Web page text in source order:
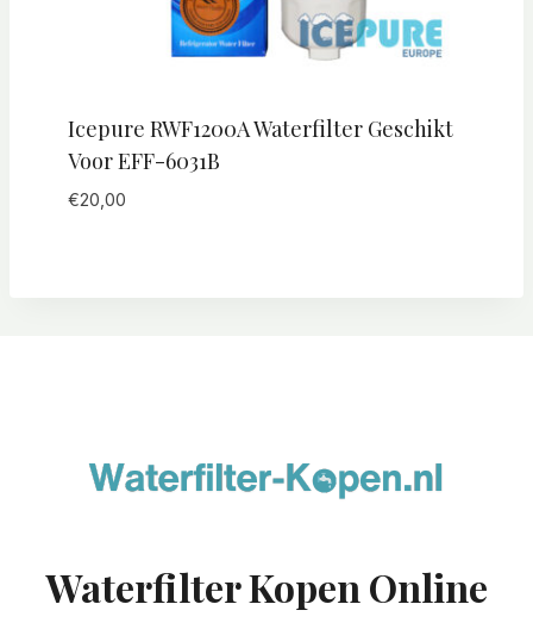
Icepure RWF1200A Waterfilter Geschikt
Voor EFF-6031B
€20,00
Waterfilter Kopen Online